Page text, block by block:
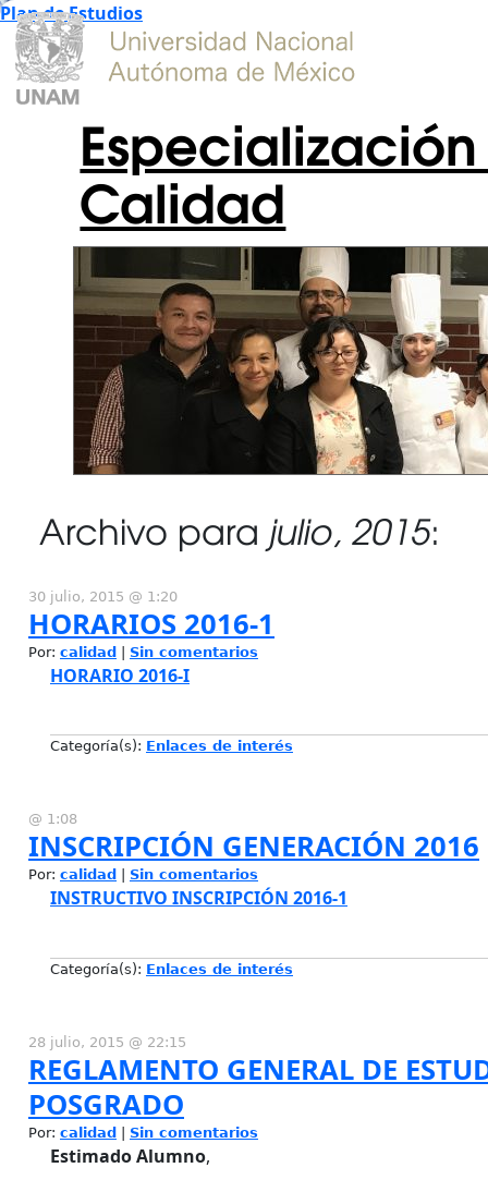
Plan de Estudios
Calidad
Archivo para julio, 2015:
30 julio, 2015 @ 1:20
HORARIOS 2016-1
Por: calidad Sin comentarios
HORARIO 2016-I
Categoría(s): Enlaces de interés
@ 1:08
INSCRIPCIÓN GENERACIÓN 2016
Por: calidad Sin comentarios
INSTRUCTIVO INSCRIPCIÓN 2016-1
Categoría(s): Enlaces de interés
28 julio, 2015 @ 22:15
REGLAMENTO GENERAL DE
POSGRADO
Por: calidad Sin comentarios
Estimado Alumno,